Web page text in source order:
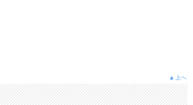
▲上へ